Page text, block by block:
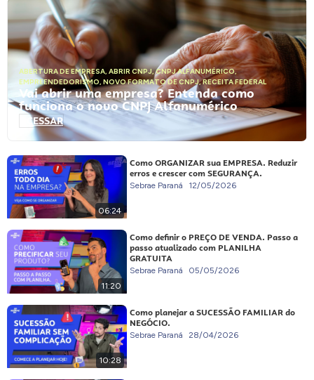
ABERTURA DE EMPRESA, ABRIR CNPJ,CNPJ ALFANUMÉRICO,
EMPREENDEDORISMO, NOVO FORMATO DE CNPJ,RECEITA FEDERAL
Vai abrir uma empresa? Entenda como
funciona o novo CNPJ Alfanumérico
ACESSAR
06:24
Como ORGANIZAR sua EMPRESA. Reduzir
erros e crescer com SEGURANÇA.
Sebrae Paraná 12/05/2026
11:20
Como definir o PREÇO DE VENDA. Passo a
passo atualizado com PLANILHA
GRATUITA
Sebrae Paraná 05/05/2026
10:28
Como planejar a SUCESSÃO FAMILIAR do
NEGÓCIO.
Sebrae Paraná 28/04/2026